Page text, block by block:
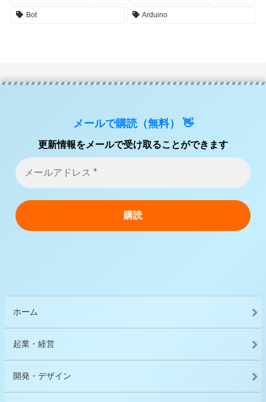
Bot Arduino
メールで購読（無料） 👋
更新情報をメールで受け取ることができます
ホーム
起業・経営
開発・デザイン